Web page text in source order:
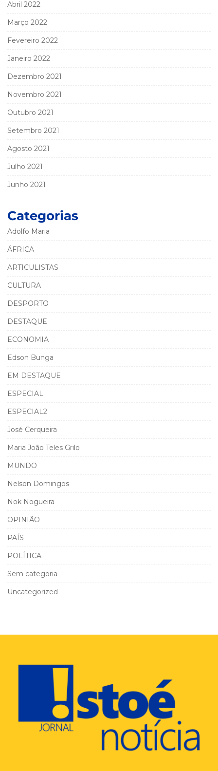
Abril 2022
Março 2022
Fevereiro 2022
Janeiro 2022
Dezembro 2021
Novembro 2021
Outubro 2021
Setembro 2021
Agosto 2021
Julho 2021
Junho 2021
Categorias
Adolfo Maria
ÁFRICA
ARTICULISTAS
CULTURA
DESPORTO
DESTAQUE
ECONOMIA
Edson Bunga
EM DESTAQUE
ESPECIAL
ESPECIAL2
José Cerqueira
Maria João Teles Grilo
MUNDO
Nelson Domingos
Nok Nogueira
OPINIÃO
PAÍS
POLÍTICA
Sem categoria
Uncategorized